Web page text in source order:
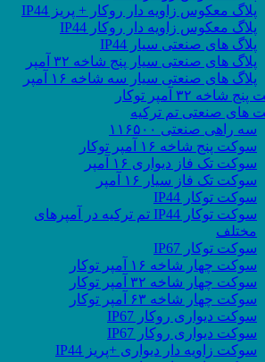
پلاگ معکوس زاویه دار روکار + پریز IP44
پلاگ معکوس زاویه دار روکار IP44
پلاگ های صنعتی سیار IP44
پلاگ های صنعتی سیار پنج شاخه ۳۲ آمپر
پلاگ های صنعتی سیار سه شاخه ۱۶ آمپر
شاخه ۳۲ آمپر توکار
های صنعتی تم ترکیه
سه راهی صنعتی ۱۱۶۵۰۰
سوکت پنج شاخه ۱۶ آمپر توکار
سوکت تک فاز دیواری ۱۶ آمپر
سوکت تک فاز سیار ۱۶ آمپر
سوکت توکار IP44
سوکت توکار IP44 تم ترکیه در آمپرهای
مختلف
سوکت توکار IP67
سوکت چهار شاخه ۱۶ آمپر توکار
سوکت چهار شاخه ۳۲ آمپر توکار
سوکت چهار شاخه ۶۳ آمپر توکار
سوکت دیواری روکار IP67
سوکت دیواری روکار IP67
سوکت زاویه دار دیواری +پریز IP44